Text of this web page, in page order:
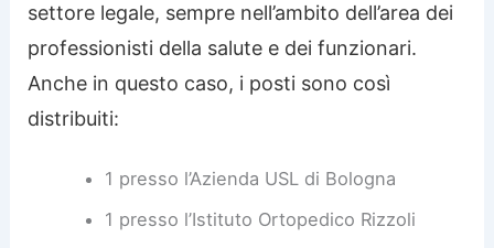
settore legale, sempre nell’ambito dell’area dei
professionisti della salute e dei funzionari.
Anche in questo caso, i posti sono così
distribuiti:
1 presso l’Azienda USL di Bologna
1 presso l’Istituto Ortopedico Rizzoli